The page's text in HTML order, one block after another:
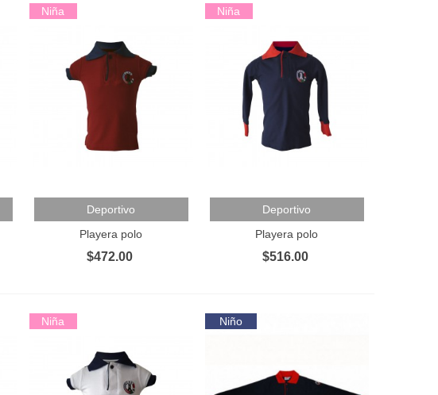
Niña
Añadir Al Carrito
Deportivo
Playera polo
$472.00
Niña
Añadir Al Carrito
Deportivo
Playera polo
$516.00
Niña Niño